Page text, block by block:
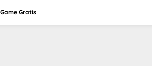
Game Gratis